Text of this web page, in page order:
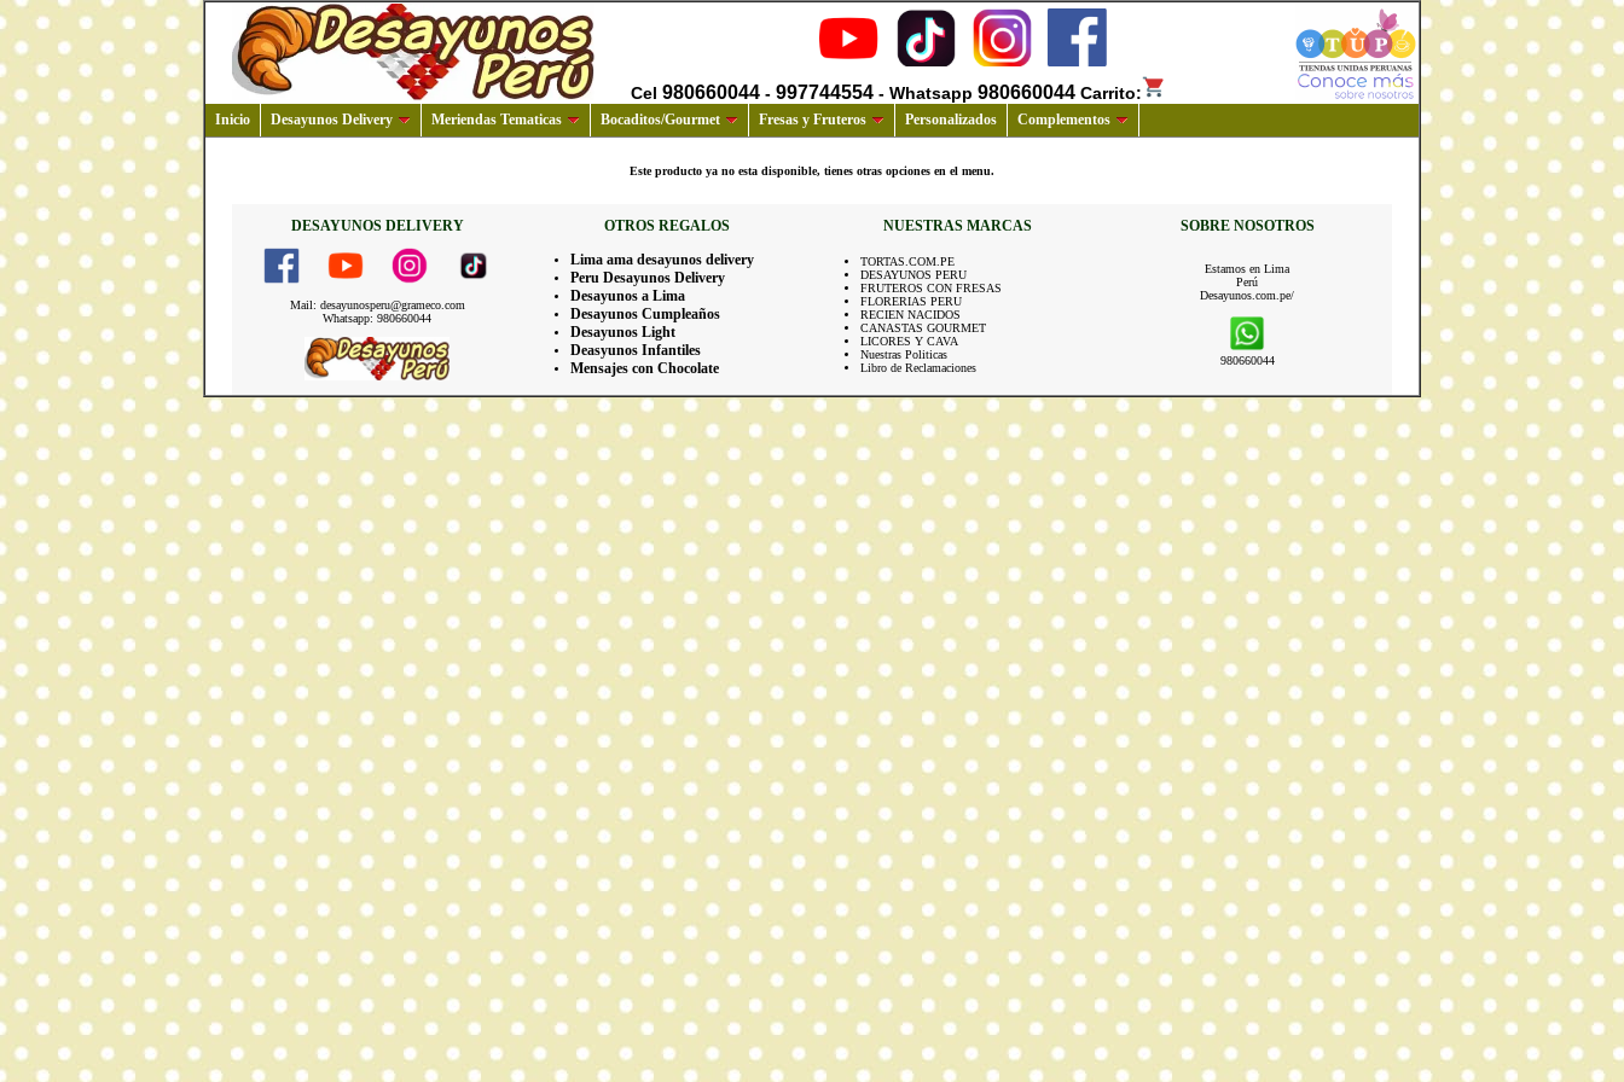
Cel 980660044 - 997744554 - Whatsapp 980660044 Carrito:
Inicio Desayunos Delivery Meriendas Tematicas Bocaditos/Gourmet Fresas y Fruteros Personalizados Complementos
Este producto ya no esta disponible, tienes otras opciones en el menu.
DESAYUNOS DELIVERY OTROS REGALOS NUESTRAS MARCAS SOBRE NOSOTROS
Mail: desayunosperu@grameco.com
Whatsapp: 980660044
Lima ama desayunos delivery
Peru Desayunos Delivery
Desayunos a Lima
Desayunos Cumpleaños
Desayunos Light
Deasyunos Infantiles
Mensajes con Chocolate
TORTAS.COM.PE
DESAYUNOS PERU
FRUTEROS CON FRESAS
FLORERIAS PERU
RECIEN NACIDOS
CANASTAS GOURMET
LICORES Y CAVA
Nuestras Politicas
Libro de Reclamaciones
Estamos en Lima
Perú
Desayunos.com.pe/
980660044